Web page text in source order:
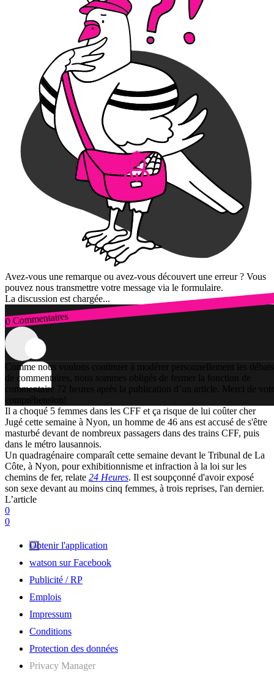
Avez-vous une remarque ou avez-vous découvert une erreur ? Vous
pouvez nous transmettre votre message via le formulaire.
La discussion est chargée...
0 Commentaires
Connexion
Comme nous voulons continuer à modérer personnellement les débats
de commentaires, nous sommes obligés de fermer la fonction de
commentaire 72 heures après la publication d’un article. Merci de
compréhension!
Il a choqué 5 femmes dans les CFF et ça risque de lui coûter cher
Jugé cette semaine à Nyon, un homme de 46 ans est accusé de s'être
masturbé devant de nombreux passagers dans des trains CFF, puis
dans le métro lausannois.
Un quadragénaire comparaît cette semaine devant le Tribunal de La
Côte, à Nyon, pour exhibitionnisme et infraction à la loi sur les
chemins de fer, relate 24 Heures. Il est soupçonné d'avoir exposé
son sexe devant au moins cinq femmes, à trois reprises, l'an dernier.
L’article
0
0
Obtenir l'application
watson sur Facebook
Publicité / RP
Emplois
Impressum
Conditions
Protection des données
Privacy Manager